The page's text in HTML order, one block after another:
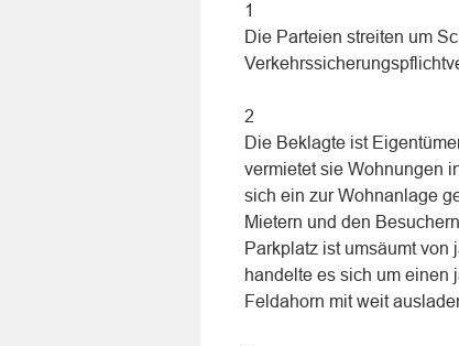
1
Die Parteien streiten um
2
Die Beklagte ist
vermietet sie Wohnungen
sich ein zur Wohnanlage
Mietern und den
Parkplatz ist umsäumt
handelte es sich um einen
Feldahorn mit weit